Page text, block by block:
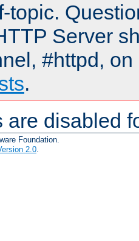
topic.
Server
#httpd,
.
are disabled
Foundation.
2.0